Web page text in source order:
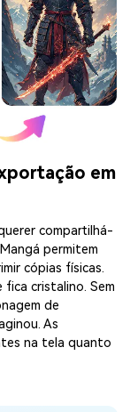
em
compartilhá-
permitem
cópias físicas.
fica cristalino. Sem
de
As
na tela quanto